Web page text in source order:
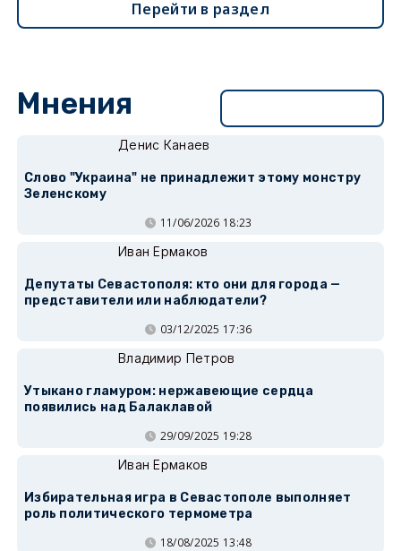
Перейти в раздел
Мнения
Денис Канаев
Слово "Украина" не принадлежит этому монстру
Зеленскому
11/06/2026 18:23
Иван Ермаков
Депутаты Севастополя: кто они для города —
представители или наблюдатели?
03/12/2025 17:36
Владимир Петров
Утыкано гламуром: нержавеющие сердца
появились над Балаклавой
29/09/2025 19:28
Иван Ермаков
Избирательная игра в Севастополе выполняет
роль политического термометра
18/08/2025 13:48